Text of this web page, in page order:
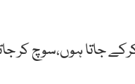
جاتا ہوں،سوچ کر